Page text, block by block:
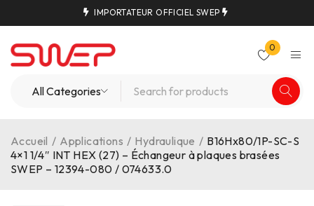
IMPORTATEUR OFFICIEL SWEP
0
Accueil / Applications / Hydraulique / B16Hx80/1P-SC-S
4×1 1/4″ INT HEX (27) – Échangeur à plaques brasées
SWEP – 12394-080 / 074633.0